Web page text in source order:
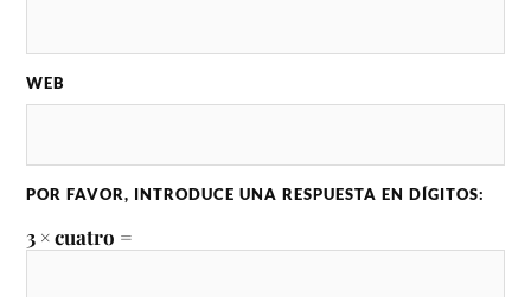
WEB
POR FAVOR, INTRODUCE UNA RESPUESTA EN DÍGITOS:
3 × cuatro =